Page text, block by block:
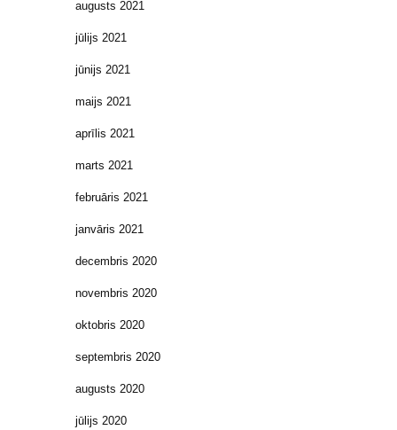
augusts 2021
jūlijs 2021
jūnijs 2021
maijs 2021
aprīlis 2021
marts 2021
februāris 2021
janvāris 2021
decembris 2020
novembris 2020
oktobris 2020
septembris 2020
augusts 2020
jūlijs 2020